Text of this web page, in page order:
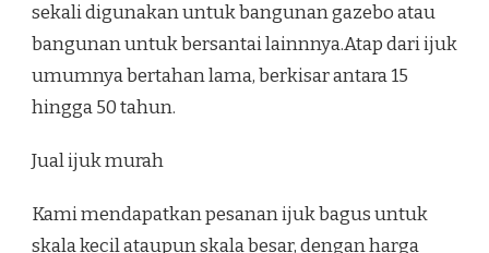
sekali digunakan untuk bangunan gazebo atau
bangunan untuk bersantai lainnnya.Atap dari ijuk
umumnya bertahan lama, berkisar antara 15
hingga 50 tahun.
Jual ijuk murah
Kami mendapatkan pesanan ijuk bagus untuk
skala kecil ataupun skala besar, dengan harga